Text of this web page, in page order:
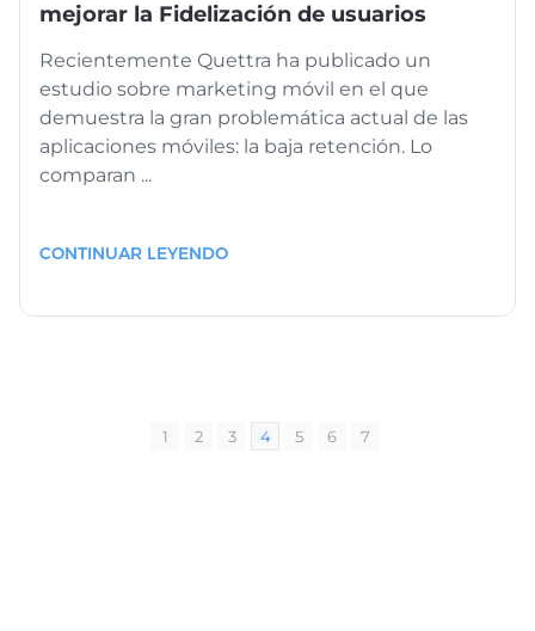
mejorar la Fidelización de usuarios
Recientemente Quettra ha publicado un
estudio sobre marketing móvil en el que
demuestra la gran problemática actual de las
aplicaciones móviles: la baja retención. Lo
comparan ...
CONTINUAR LEYENDO
1 2 3 4 5 6 7